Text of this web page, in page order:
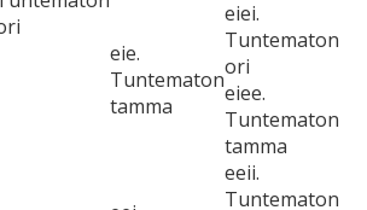
eie.
Tuntematon
tamma
eiei.
Tuntematon
ori
eiee.
Tuntematon
tamma
eeii.
Tuntematon